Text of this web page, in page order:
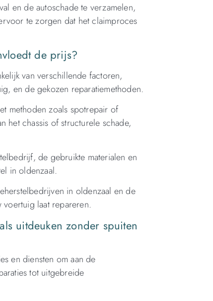
en de autoschade te verzamelen,
te zorgen dat het claimproces
de prijs?
van verschillende factoren,
en de gekozen reparatiemethoden.
methoden zoals spotrepair of
het chassis of structurele schade,
de gebruikte materialen en
in oldenzaal.
in oldenzaal en de
laat repareren.
uitdeuken zonder spuiten
en diensten om aan de
tot uitgebreide